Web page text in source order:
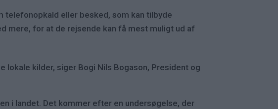
telefonopkald eller besked, som kan tilbyde
mere, for at de rejsende kan få mest muligt ud af
kilder, siger Bogi Nils Bogason, President og
i landet. Det kommer efter en undersøgelse, der